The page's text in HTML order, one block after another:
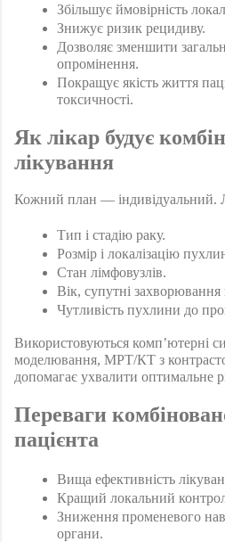
Збільшує ймовірність
Знижує ризик рецидиву.
Дозволяє зменшити
опромінення.
Покращує якість життя
токсичності.
Як лікар будує
лікування
Кожний план — індивідуальний.
Тип і стадію раку.
Розмір і локалізацію
Стан лімфовузлів.
Вік, супутні захворювання
Чутливість пухлини до
Використовуються комп’ютерні
моделювання, МРТ/КТ з
допомагає ухвалити оптимальне
Переваги
пацієнта
Вища ефективність
Кращий локальний
Зниження променевого
органи.